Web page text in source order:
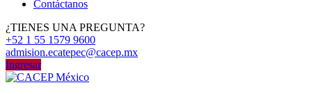
Contáctanos
¿TIENES UNA PREGUNTA?
+52 1 55 1579 9600
admision.ecatepec@cacep.mx
Ingresar